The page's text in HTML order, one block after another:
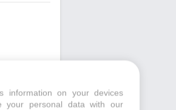
information on your devices
your personal data with our